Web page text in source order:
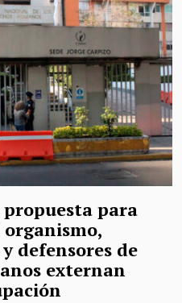
propuesta para
defensores de
externan